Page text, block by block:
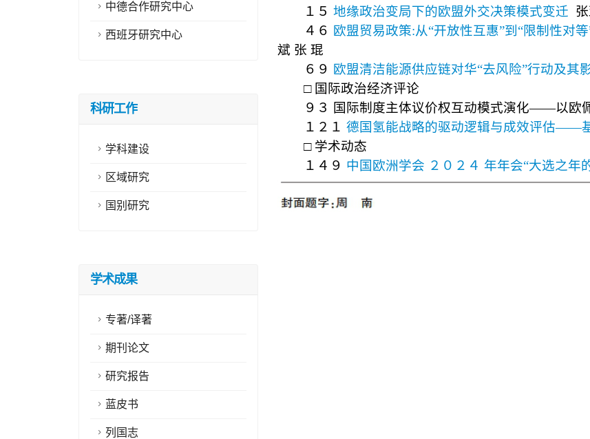
中德合作研究中心
西班牙研究中心
科研工作
学科建设
区域研究
国别研究
学术成果
专著/译著
期刊论文
研究报告
蓝皮书
列国志
１５ 地缘政治变局下的欧盟外交决策模式变迁
４６ 欧盟贸易政策:从“开放性互惠”到 “限制性对等
斌 张 琨
６９ 欧盟清洁能源供应链对华“去风险”行动及其
□ 国际政治经济评论
９３
国际制度主体议价权互动模式演化——以欧
１２１ 德国氢能战略的驱动逻辑与成效评估——
□ 学术动态
１４９ 中国欧洲学会 ２０２４ 年年会“大选之年